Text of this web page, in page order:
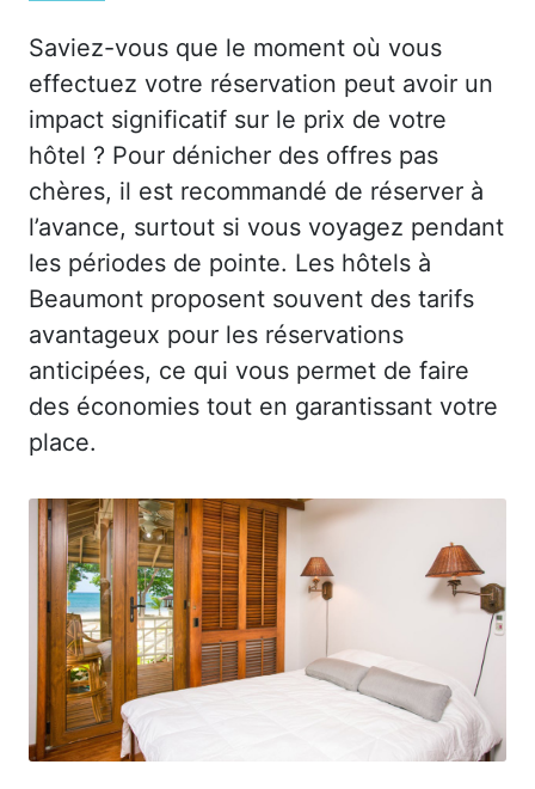
Saviez-vous que le moment où vous
effectuez votre réservation peut avoir un
impact significatif sur le prix de votre
hôtel ? Pour dénicher des offres pas
chères, il est recommandé de réserver à
l’avance, surtout si vous voyagez pendant
les périodes de pointe. Les hôtels à
Beaumont proposent souvent des tarifs
avantageux pour les réservations
anticipées, ce qui vous permet de faire
des économies tout en garantissant votre
place.